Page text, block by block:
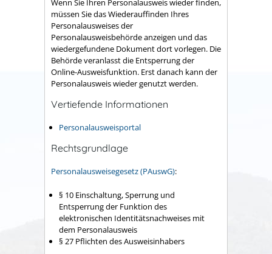
Wenn Sie Ihren Personalausweis wieder finden,
müssen Sie das Wiederauffinden Ihres
Personalausweises der
Personalausweisbehörde anzeigen und das
wiedergefundene Dokument dort vorlegen. Die
Behördeveranlasstdie Entsperrung der
Online-Ausweisfunktion. Erst danach kann der
Personalausweis wieder genutzt werden.
Vertiefende Informationen
Personalausweisportal
Rechtsgrundlage
Personalausweisegesetz (PAuswG):
§ 10 Einschaltung, Sperrung und
Entsperrung der Funktion des
elektronischen Identitätsnachweises mit
dem Personalausweis
§ 27 Pflichten des Ausweisinhabers